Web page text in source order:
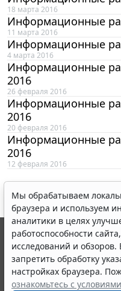
18 марта 2016
Информационные
11 марта 2016
Информационные
4 марта 2016
Информационные
2016
26 февраля 2016
Информационные
2016
20 февраля 2016
Информационные
2016
12 февраля 2016
Мы обрабатываем
браузера и используем
аналитики в целях
работоспособности
исследований и
запретить обработку
настройках браузера.
ознакомьтесь с
© ООО "НПП "ГАРАНТ-
выпускается с 1990
являются участниками
информации ГАРАНТ.